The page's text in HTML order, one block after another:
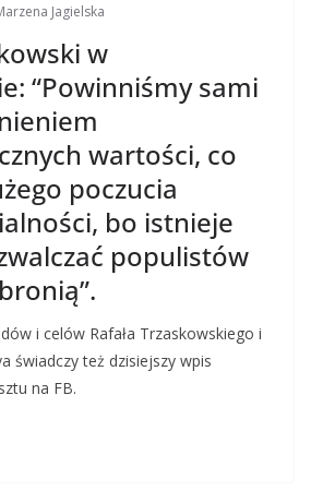
Jagielska
w
“Powinniśmy sami
wartości, co
poczucia
bo istnieje
populistów
i celów Rafała Trzaskowskiego i
świadczy też dzisiejszy wpis
na FB.